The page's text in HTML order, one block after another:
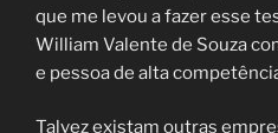
que me levou a fazer esse
William Valente de Souza
e pessoa de alta
Talvez existam outras